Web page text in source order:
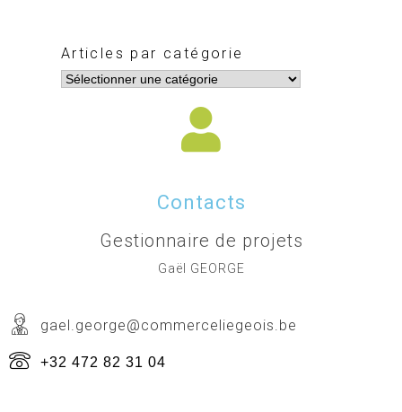
Articles par catégorie
Contacts
Gestionnaire de projets
Gaël GEORGE
gael.george@commerceliegeois.be
+32 472 82 31 04